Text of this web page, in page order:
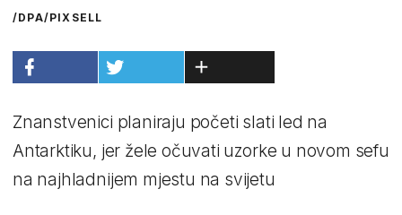
/DPA/PIXSELL
Znanstvenici planiraju početi slati led na
Antarktiku, jer žele očuvati uzorke u novom sefu
na najhladnijem mjestu na svijetu